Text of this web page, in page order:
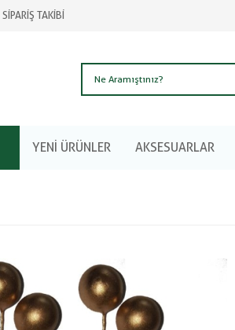
SİPARİŞ TAKİBİ
YENİ ÜRÜNLER AKSESUARLAR